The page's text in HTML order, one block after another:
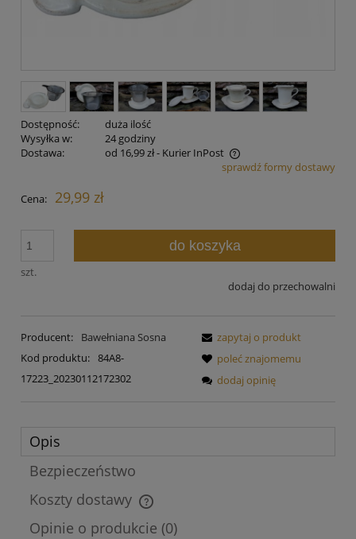
Dostępność:
duża ilość
Wysyłka w:
24 godziny
Dostawa:
od 16,99 zł- Kurier InPost
Cena nie zawiera ewentualnych kosztów płatnościsprawdź formy dostawy
Cena: 29,99 zł
szt.
do koszyka
dodaj do przechowalni
Producent:
Bawełniana Sosna
Kod produktu: 84A8-
17223_20230112172302
zapytaj o produkt
poleć znajomemu
dodaj opinię
Opis
Bezpieczeństwo
Koszty dostawy
Cena nie zawiera ewentualnych kosztów płatności
Opinie o produkcie (0)